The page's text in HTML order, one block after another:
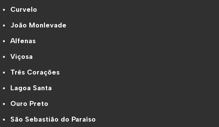
Curvelo
João Monlevade
Alfenas
Viçosa
Três Corações
Lagoa Santa
Ouro Preto
São Sebastião do Paraíso